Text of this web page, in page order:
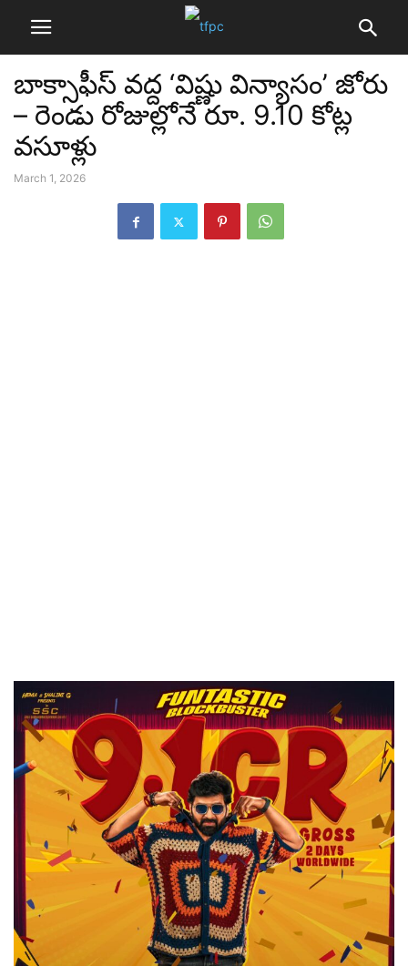
బాక్సాఫీస్ వద్ద ‘విష్ణు విన్యాసం’ జోరు
– రెండు రోజుల్లోనే రూ. 9.10 కోట్ల
వసూళ్లు
March 1, 2026